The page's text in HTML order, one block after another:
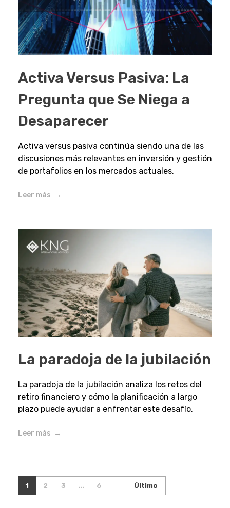
Activa Versus Pasiva: La
Pregunta que Se Niega a
Desaparecer
Activa versus pasiva continúa siendo una de las
discusiones más relevantes en inversión y gestión
de portafolios en los mercados actuales.
Leer más
La paradoja de la jubilación
La paradoja de la jubilación analiza los retos del
retiro financiero y cómo la planificación a largo
plazo puede ayudar a enfrentar este desafío.
Leer más
1 2 3 ... 6 Último